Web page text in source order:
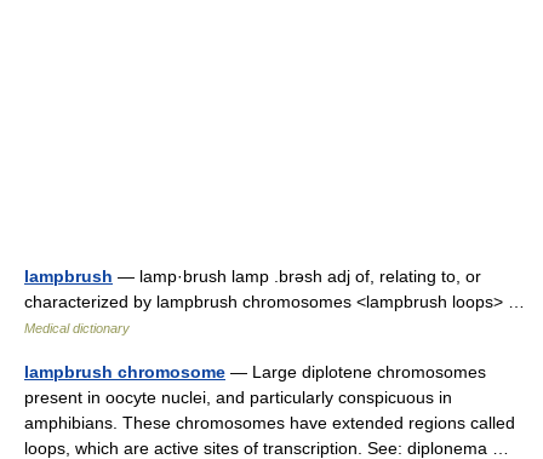
lampbrush — lamp·brush lamp .brəsh adj of, relating to, or
characterized by lampbrush chromosomes <lampbrush loops> …
Medical dictionary
lampbrush chromosome — Large diplotene chromosomes
present in oocyte nuclei, and particularly conspicuous in
amphibians. These chromosomes have extended regions called
loops, which are active sites of transcription. See: diplonema …